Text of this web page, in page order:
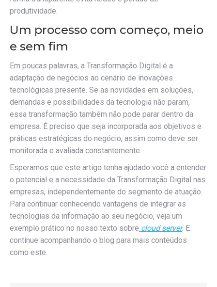
produtividade.
Um processo com começo, meio
e sem fim
Em poucas palavras, a Transformação Digital é a
adaptação de negócios ao cenário de inovações
tecnológicas presente. Se as novidades em soluções,
demandas e possibilidades da tecnologia não param,
essa transformação também não pode parar dentro da
empresa. É preciso que seja incorporada aos objetivos e
práticas estratégicas do negócio, assim como deve ser
monitorada e avaliada constantemente.
Esperamos que este artigo tenha ajudado você a entender
o potencial e a necessidade da Transformação Digital nas
empresas, independentemente do segmento de atuação.
Para continuar conhecendo vantagens de integrar as
tecnologias da informação ao seu negócio, veja um
exemplo prático no nosso texto sobre cloud server. E
continue acompanhando o blog para mais conteúdos
como este.